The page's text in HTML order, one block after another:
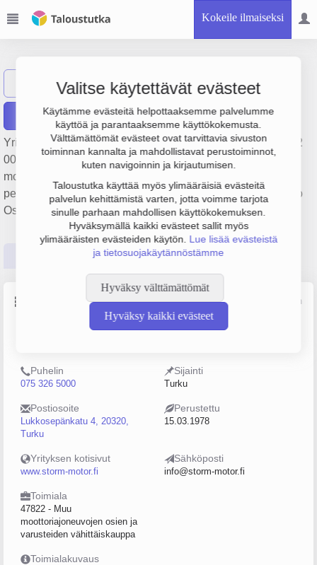
Kokeile ilmaiseksi
Valitse käytettävät evästeet
Käytämme evästeitä helpottaaksemme palvelumme
käyttöä ja parantaaksemme käyttökokemusta.
Välttämättömät evästeet ovat tarvittavia sivuston
toiminnan kannalta ja mahdollistavat perustoiminnot,
kuten navigoinnin ja kirjautumisen.
Taloustutka käyttää myös ylimääräisiä evästeitä
palvelun kehittämistä varten, jotta voimme tarjota
sinulle parhaan mahdollisen käyttökokemuksen.
Hyväksymällä kaikki evästeet sallit myös
ylimääräisten evästeiden käytön. Lue lisää evästeistä
ja tietosuojakäytännöstämme
Hyväksy välttämättömät
Hyväksy kaikki evästeet
Näytä haku Storm Motor Oy
Raportit
Yrityksen Storm Motor Oy liikevaihto on 6.1 milj. €, tulos 122
000 € ja henkilöstömäärä 30. Sen päätoimiala on Muu
moottoriajoneuvojen osien ja varusteiden vähittäiskauppa,
perustamisvuosi 1978 ja sijainti Turku. Yrityksen yhtiömuoto
Osakeyhtiö (OY).
Tilinpäätösluvut Päättäjätiedot
Perustiedot Lähde: YTJ, PRH, Traficom
Henkilöstömäärä
Puhelin
075 326 5000
Sijainti
Turku
Postiosoite
Lukkosepänkatu 4, 20320,
Turku
Perustettu
15.03.1978
Yrityksen kotisivut
www.storm-motor.fi
Sähköposti
info@storm-motor.fi
Toimiala
47822 - Muu
moottoriajoneuvojen osien ja
varusteiden vähittäiskauppa
Toimialakuvaus